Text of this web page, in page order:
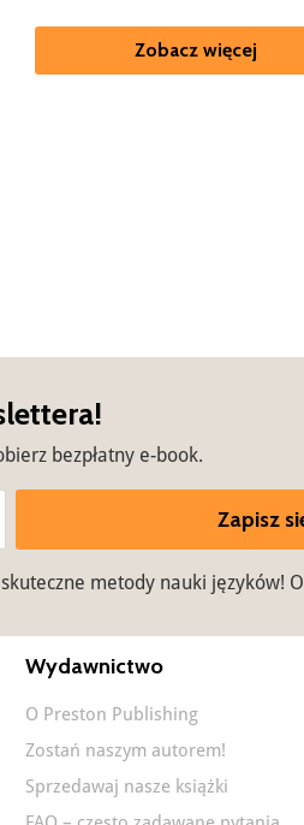
Zobacz więcej
bezpłatny e-book.
Zapisz
metody nauki języków!
Wydawnictwo
O Preston Publishing
Zostań naszym autorem!
Sprzedawaj nasze książki